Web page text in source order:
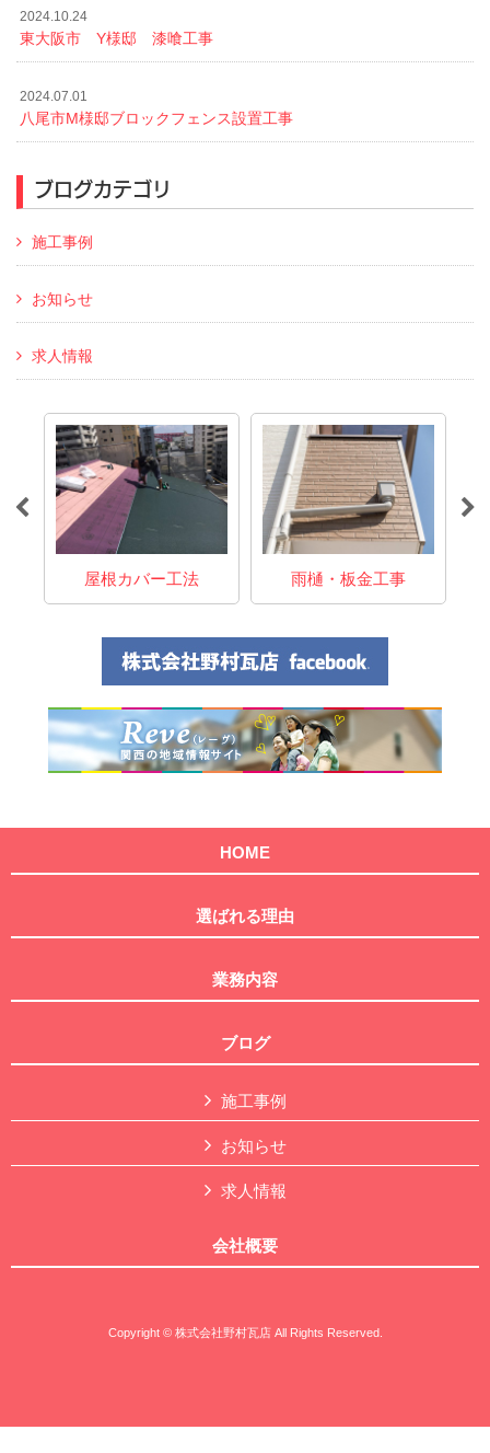
2024.10.24
東大阪市 Y様邸 漆喰工事
2024.07.01
八尾市M様邸ブロックフェンス設置工事
ブログカテゴリ
施工事例
お知らせ
求人情報
屋根カバー工法 雨樋・板金工事
HOME
選ばれる理由
業務内容
ブログ
施工事例
お知らせ
求人情報
会社概要
Copyright © 株式会社野村瓦店 All Rights Reserved.